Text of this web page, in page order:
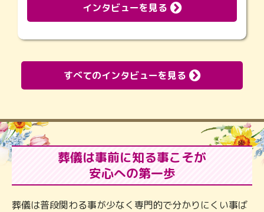
インタビューを見る
すべてのインタビューを見る
葬儀は事前に知る事こそが
安心への第一歩
葬儀は普段関わる事が少なく専門的で分かりにくい事ば